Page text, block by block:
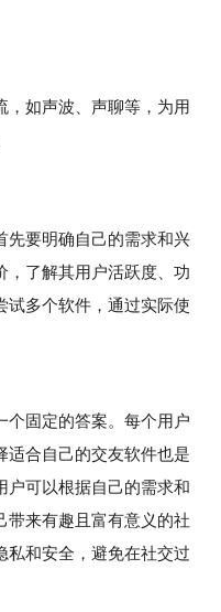
如声波、声聊等，为用
先要明确自己的需求和兴
，了解其用户活跃度、功
试多个软件，通过实际使
固定的答案。每个用户
适合自己的交友软件也是
户可以根据自己的需求和
带来有趣且富有意义的社
私和安全，避免在社交过